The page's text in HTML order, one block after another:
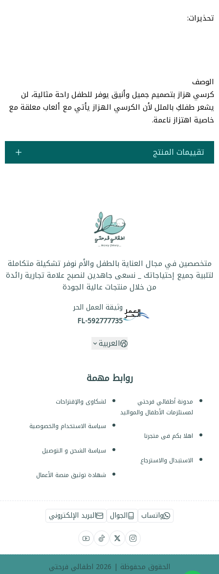
تحذيرات:
الوصف
كرسي هزاز بتصميم جميل وأنيق يوفر للطفل راحة مثالية، لن
يشعر طفلكِ بالملل لأن الكرسي الهزاز يأتي مع ألعاب معلقة مع
خاصية اهتزاز ناعمة.
تقييمات المنتج
روابط مهمة
مدونة أطفالي فرحتي
لمستلزمات الأطفال والمواليد
اهلا بكم فى متجرنا
الاستبدال والاسترجاع
لشكاوى والإقتراحات
سياسة الاستخدام والخصوصية
سياسة الشحن و التوصيل
شهادة توثيق منصة الأعمال
متخصصين في مجال العناية بالطفل والأم نوفر تشكيلة متكاملة
لتلبية جميع إحتياجاتك _ نسعى جاهدين لنصبح علامة تجارية رائدة
من خلال منتجات عالية الجودة
وثيقة العمل الحر
FL-592777735
العربية
واتساب الجوال البريد الإلكتروني
الحقوق محفوظة | 2026 اطفالي فرحتي